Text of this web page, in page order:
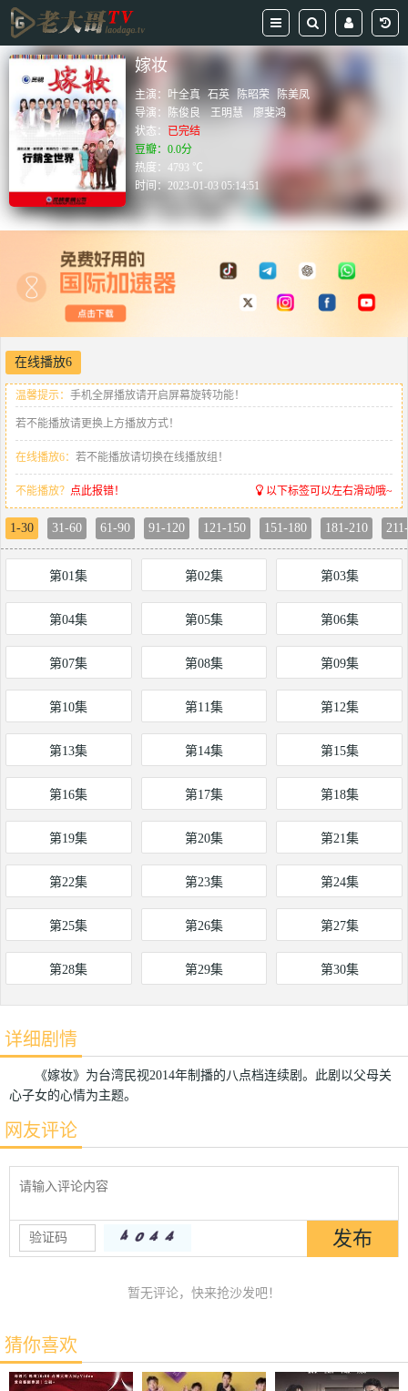
嫁妆
主演： 叶全真 石英 陈昭荣
陈美凤
导演：
陈俊良 王明慧
廖斐鸿
状态： 已完结
豆瓣：0.0分
热度：4793 ℃
时间：2023-01-03 05:14:51
在线播放6
温馨提示： 手机全屏播放请开启屏幕旋转功能！
若不能播放请更换上方播放方式！
在线播放6： 若不能播放请切换在线播放组！
不能播放？ 点此报错！ 以下标签可以左右滑动哦~
1-30 31-60 61-90 91-120 121-150 151-180 181-210
第01集 第02集 第03集
第04集 第05集 第06集
第07集 第08集 第09集
第10集 第11集 第12集
第13集 第14集 第15集
第16集 第17集 第18集
第19集 第20集 第21集
第22集 第23集 第24集
第25集 第26集 第27集
第28集 第29集 第30集
详细剧情
《嫁妆》为台湾民视2014年制播的八点档连续剧。此剧以父母关
心子女的心情为主题。
网友评论
暂无评论，快来抢沙发吧！
猜你喜欢